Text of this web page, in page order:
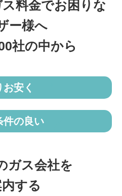
料金でお困りな
ー様へ
社の中から
お安く
件の良い
ガス会社を
する